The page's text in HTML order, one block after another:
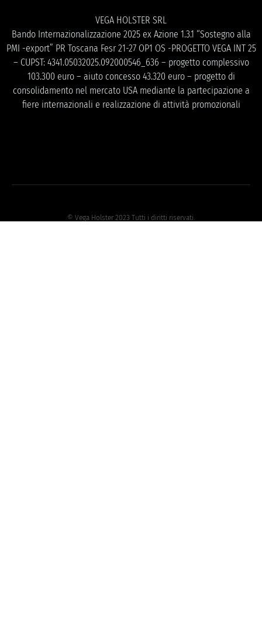
VEGA HOLSTER SRL
Bando Internazionalizzazione 2025 ex Azione 1.3.1 “Sostegno alla
PMI -export” PR Toscana Fesr 21-27 OP1 OS -PROGETTO VEGA INT 25
– CUPST: 4341.05032025.092000546_636 – progetto complessivo
103.300 euro – aiuto concesso 43.320 euro – progetto di
consolidamento nel mercato USA mediante la partecipazione a
fiere internazionali e realizzazione di attività promozionali
© Vega Holster 2023 Tutti i diritti riservati.